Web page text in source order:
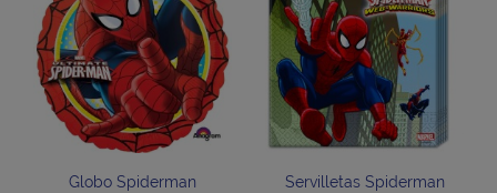
Globo Spiderman
Servilletas Spiderman